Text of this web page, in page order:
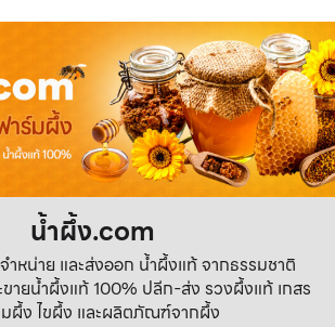
น้ำผึ้ง.com
หน่าย และส่งออก น้ำผึ้งแท้ จากธรรมชาติ
ยน้ำผึ้งแท้ 100% ปลีก-ส่ง รวงผึ้งแท้ เกสร
ผึ้ง ไขผึ้ง และผลิตภัณฑ์จากผึ้ง